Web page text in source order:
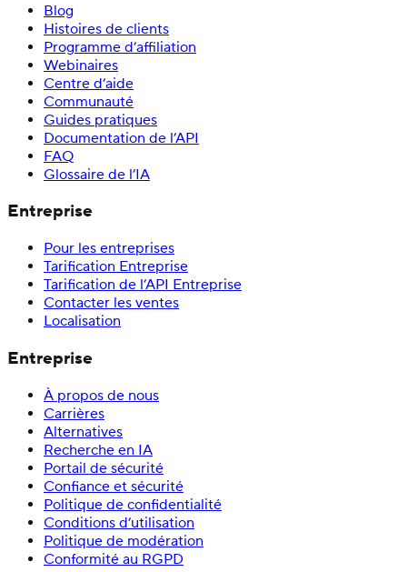
Blog
Histoires de clients
Programme d’affiliation
Webinaires
Centre d’aide
Communauté
Guides pratiques
Documentation de l’API
FAQ
Glossaire de l’IA
Entreprise
Pour les entreprises
Tarification Entreprise
Tarification de l’API Entreprise
Contacter les ventes
Localisation
Entreprise
À propos de nous
Carrières
Alternatives
Recherche en IA
Portail de sécurité
Confiance et sécurité
Politique de confidentialité
Conditions d’utilisation
Politique de modération
Conformité au RGPD